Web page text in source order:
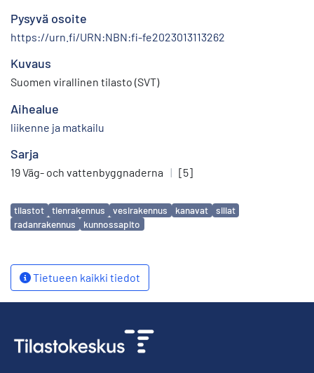
Pysyvä osoite
https://urn.fi/URN:NBN:fi-fe2023013113262
Kuvaus
Suomen virallinen tilasto (SVT)
Aihealue
liikenne ja matkailu
Sarja
19 Väg- och vattenbyggnaderna | [5]
Avainsanat
tilastot tienrakennus vesirakennus kanavat
sillat
radanrakennus
kunnossapito
Tietueen kaikki tiedot